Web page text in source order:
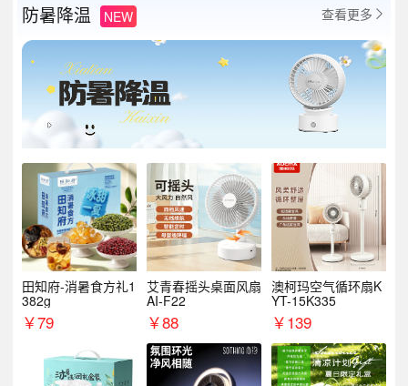
防暑降温 NEW 查看更多 
田知府-消暑食方礼1
382g
￥79
艾青春摇头桌面风扇
AI-F22
￥88
澳柯玛空气循环扇K
YT-15K335
￥139